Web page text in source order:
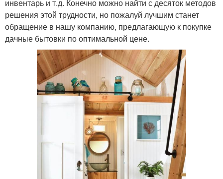
инвентарь и т.д. Конечно можно найти с десяток методов
решения этой трудности, но пожалуй лучшим станет
обращение в нашу компанию, предлагающую к покупке
дачные бытовки по оптимальной цене.